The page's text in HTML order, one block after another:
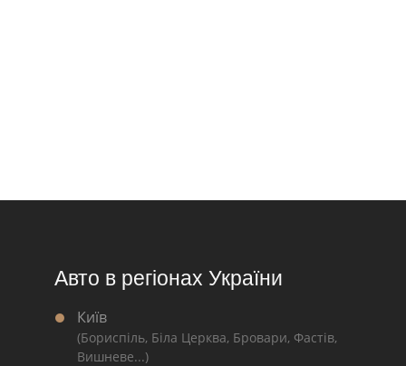
Авто в регіонах України
Київ
(Бориспіль, Біла Церква, Бровари, Фастів,
Вишневе...)